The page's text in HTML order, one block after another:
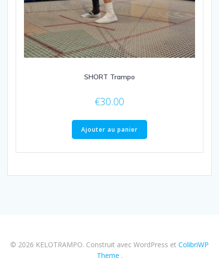
SHORT Trampo
€30.00
Ajouter au panier
© 2026 KELOTRAMPO. Construit avec WordPress et ColibriWP
Theme .